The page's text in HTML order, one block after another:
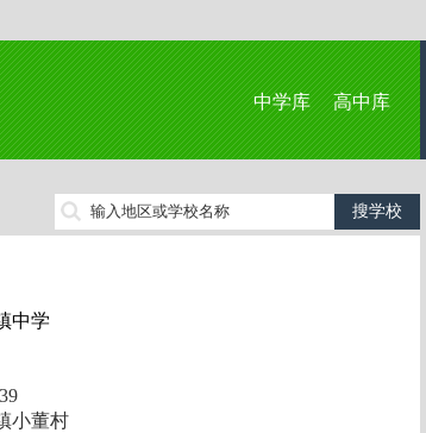
中学库 高中库
中学
小董村